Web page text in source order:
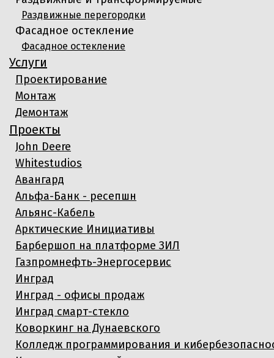
Раздвижные перегородки
Фасадное остекление
Фасадное остекление
Услуги
Проектирование
Монтаж
Демонтаж
Проекты
John Deere
Whitestudios
Авангард
Альфа-Банк - ресепшн
Альянс-Кабель
Арктические Инициативы
Барбершоп на платформе ЗИЛ
Газпромнефть-Энергосервис
Инград
Инград - офисы продаж
Инград смарт-стекло
Коворкинг на Дунаевского
Колледж программирования и